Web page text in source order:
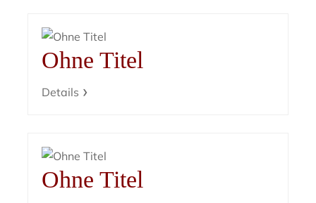
Ohne Titel
Details
Ohne Titel